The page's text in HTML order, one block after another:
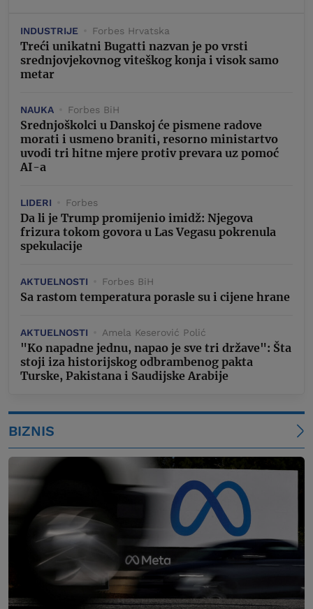
INDUSTRIJE Forbes Hrvatska
Treći unikatni Bugatti nazvan je po vrsti
srednjovjekovnog viteškog konja i visok samo
metar
NAUKA Forbes BiH
Srednjoškolci u Danskoj će pismene radove
morati i usmeno braniti, resorno ministartvo
uvodi tri hitne mjere protiv prevara uz pomoć
AI-a
LIDERI Forbes
Da li je Trump promijenio imidž: Njegova
frizura tokom govora u Las Vegasu pokrenula
spekulacije
AKTUELNOSTI Forbes BiH
Sa rastom temperatura porasle su i cijene hrane
AKTUELNOSTI Amela Keserović Polić
"Ko napadne jednu, napao je sve tri države": Šta
stoji iza historijskog odbrambenog pakta
Turske, Pakistana i Saudijske Arabije
BIZNIS